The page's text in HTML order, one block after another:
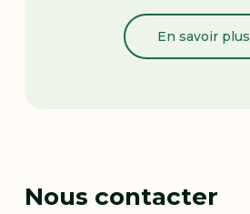
En savoir plus
Nous contacter